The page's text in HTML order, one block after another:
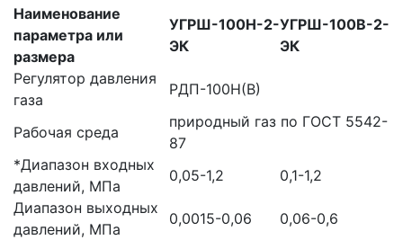
Наименование
параметра или
размера
УГРШ-100Н-2-
ЭК
УГРШ-100В-2-
ЭК
Регулятор давления
газа
РДП-100Н(В)
Рабочая среда
природный газ по ГОСТ 5542-
87
*Диапазон входных
давлений, МПа
0,05-1,2
0,1-1,2
Диапазон выходных
давлений, МПа
0,0015-0,06
0,06-0,6